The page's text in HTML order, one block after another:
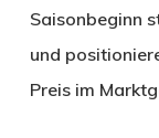
Saisonbeginn
und
Preis im